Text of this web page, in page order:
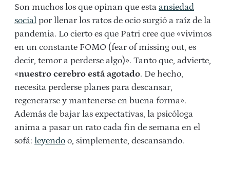
Son muchos los que opinan que esta ansiedad
social por llenar los ratos de ocio surgió a raíz de la
pandemia. Lo cierto es que Patri cree que «vivimos
en un constante FOMO (fear of missing out, es
decir, temor a perderse algo)». Tanto que, advierte,
«nuestro cerebro está agotado. De hecho,
necesita perderse planes para descansar,
regenerarse y mantenerse en buena forma».
Además de bajar las expectativas, la psicóloga
anima a pasar un rato cada fin de semana en el
sofá: leyendo o, simplemente, descansando.